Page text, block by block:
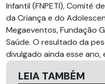
Infantil (FNPETI), Comitê
da Criança e do
Megaeventos, Fundação
Saúde. O resultado da
divulgado ainda esse ano,
LEIA TAMBÉM